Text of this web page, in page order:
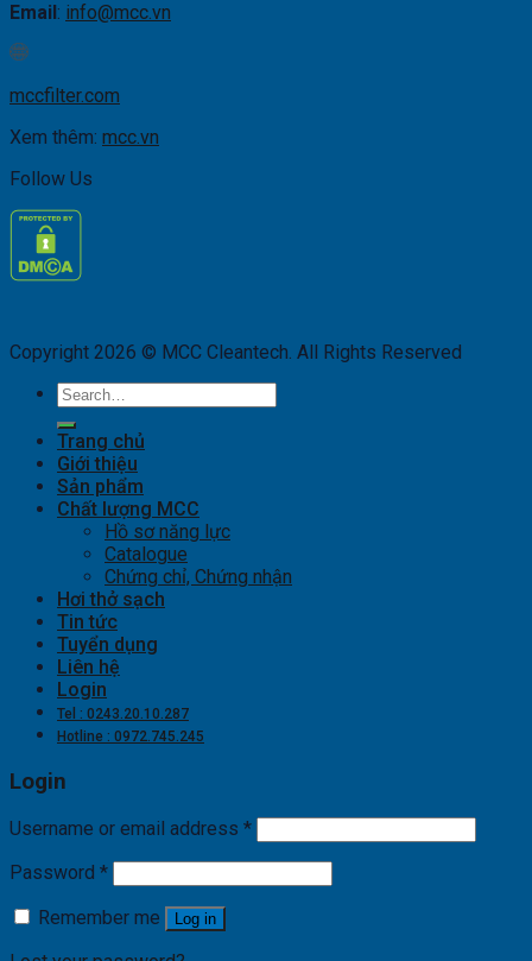
Email : info@mcc.vn
mccfilter.com
Xem thêm: mcc.vn
Follow Us
Copyright 2026 © MCC Cleantech. All Rights Reserved
Search
Trang chủ
Giới thiệu
Sản phẩm
Chất lượng MCC
Hồ sơ năng lực
Catalogue
Chứng chỉ, Chứng nhận
Hơi thở sạch
Tin tức
Tuyển dụng
Liên hệ
Login
Tel : 0243.20.10.287
Hotline : 0972.745.245
Login
Username or email address *
Password *
Remember me
Log in